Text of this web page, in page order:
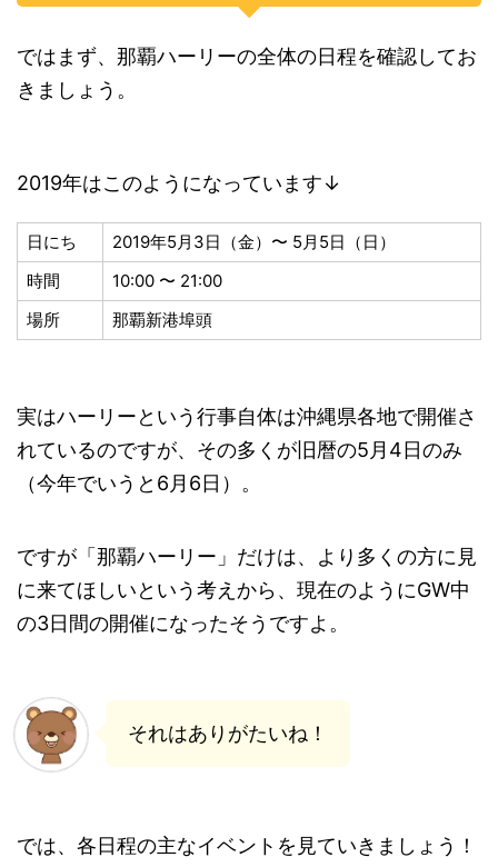
ではまず、那覇ハーリーの全体の日程を確認してお
きましょう。
2019年はこのようになっています↓
日にち
2019年5月3日（金）〜 5月5日（日）
時間
10:00 〜 21:00
場所
那覇新港埠頭
実はハーリーという行事自体は沖縄県各地で開催さ
れているのですが、その多くが旧暦の5月4日のみ
（今年でいうと6月6日）。
ですが「那覇ハーリー」だけは、より多くの方に見
に来てほしいという考えから、現在のようにGW中
の3日間の開催になったそうですよ。
それはありがたいね！
では、各日程の主なイベントを見ていきましょう！